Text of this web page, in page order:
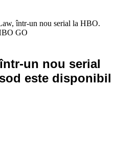
într-un nou serial la HBO.
GO
un nou serial
este disponibil